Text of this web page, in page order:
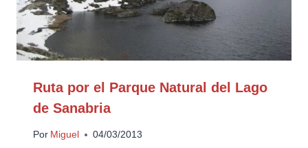
Ruta por el Parque Natural del Lago
de Sanabria
Por Miguel 04/03/2013